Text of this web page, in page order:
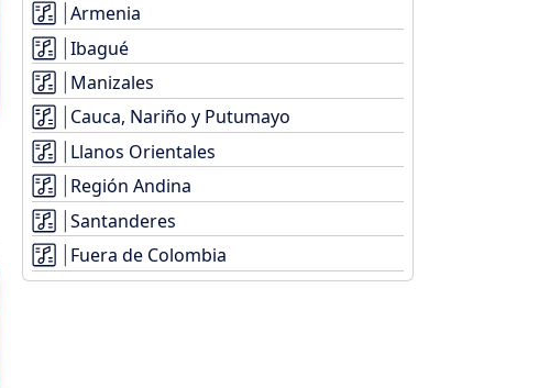
Armenia
Ibagué
Manizales
Cauca, Nariño y Putumayo
Llanos Orientales
Región Andina
Santanderes
Fuera de Colombia